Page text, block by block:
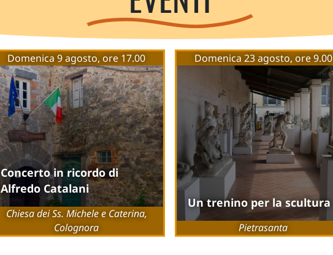
Domenica 9 agosto, ore 17.00
Concerto in ricordo di
Alfredo Catalani
Chiesa dei Ss. Michele e Caterina,
Colognora
Domenica 23 agosto, ore 9.00
Un trenino per la scultura
Pietrasanta